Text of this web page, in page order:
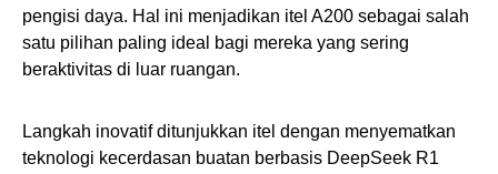
pengisi daya. Hal ini menjadikan itel A200 sebagai salah
satu pilihan paling ideal bagi mereka yang sering
beraktivitas di luar ruangan.
Langkah inovatif ditunjukkan itel dengan menyematkan
teknologi kecerdasan buatan berbasis DeepSeek R1